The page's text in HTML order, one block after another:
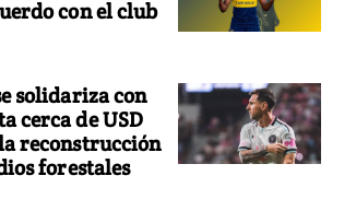
con el club
solidariza con
cerca de USD
reconstrucción
forestales